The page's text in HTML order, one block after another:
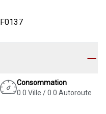
F0137
Consommation
0.0 Ville / 0.0 Autoroute